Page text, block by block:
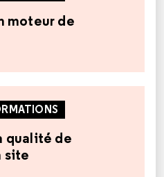
moteur de
qualité de
site